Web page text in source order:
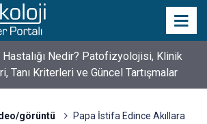
Psikologlar Günü Nasıl Ortaya Çıktı? 10
Hikayesi
görüntü
Papa İstifa Edince Akıllara